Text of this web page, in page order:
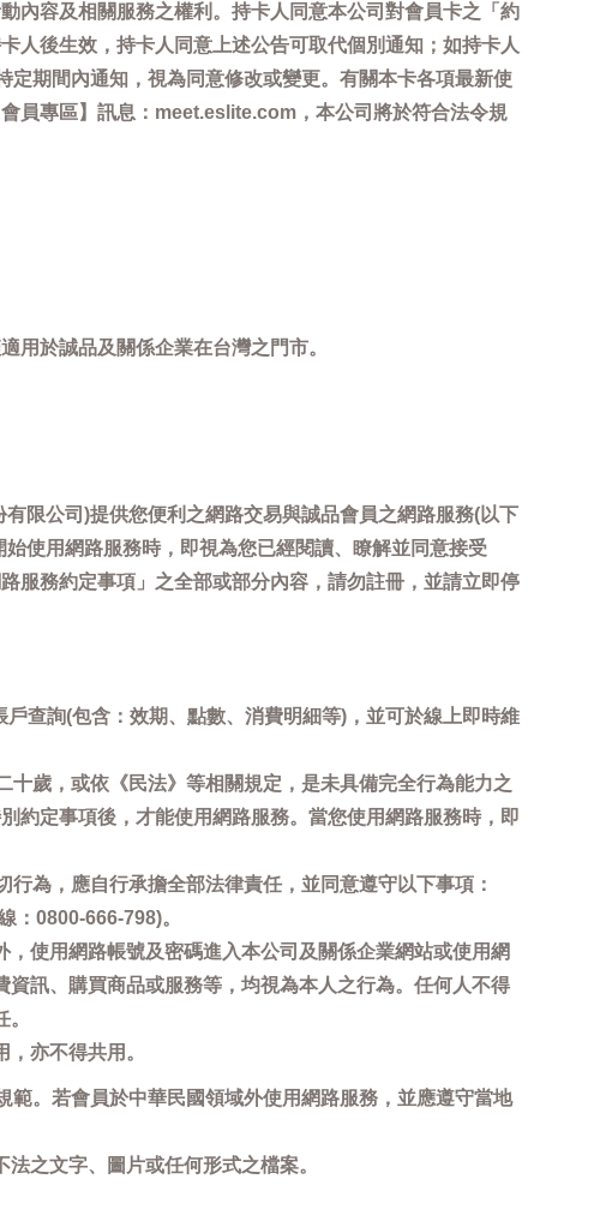
內容及相關服務之權利。持卡人同意本公司對會員卡之「約
人後生效，持卡人同意上述公告可取代個別通知；如持卡人
期間內通知，視為同意修改或變更。有關本卡各項最新使
員專區】訊息：meet.eslite.com，本公司將於符合法令規
用於誠品及關係企業在台灣之門市。
限公司)提供您便利之網路交易與誠品會員之網路服務(以下
使用網路服務時，即視為您已經閱讀、瞭解並同意接受
服務約定事項」之全部或部分內容，請勿註冊，並請立即停
查詢(包含：效期、點數、消費明細等)，並可於線上即時維
歲，或依《民法》等相關規定，是未具備完全行為能力之
約定事項後，才能使用網路服務。當您使用網路服務時，即
為，應自行承擔全部法律責任，並同意遵守以下事項：
：0800-666-798)。
使用網路帳號及密碼進入本公司及關係企業網站或使用網
訊、購買商品或服務等，均視為本人之行為。任何人不得
亦不得共用。
。若會員於中華民國領域外使用網路服務，並應遵守當地
之文字、圖片或任何形式之檔案。